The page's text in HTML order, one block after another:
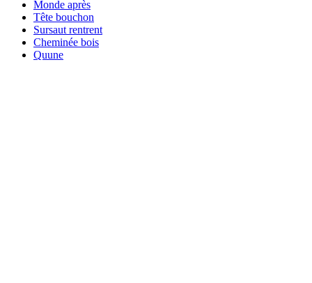
Monde après
Tête bouchon
Sursaut rentrent
Cheminée bois
Quune